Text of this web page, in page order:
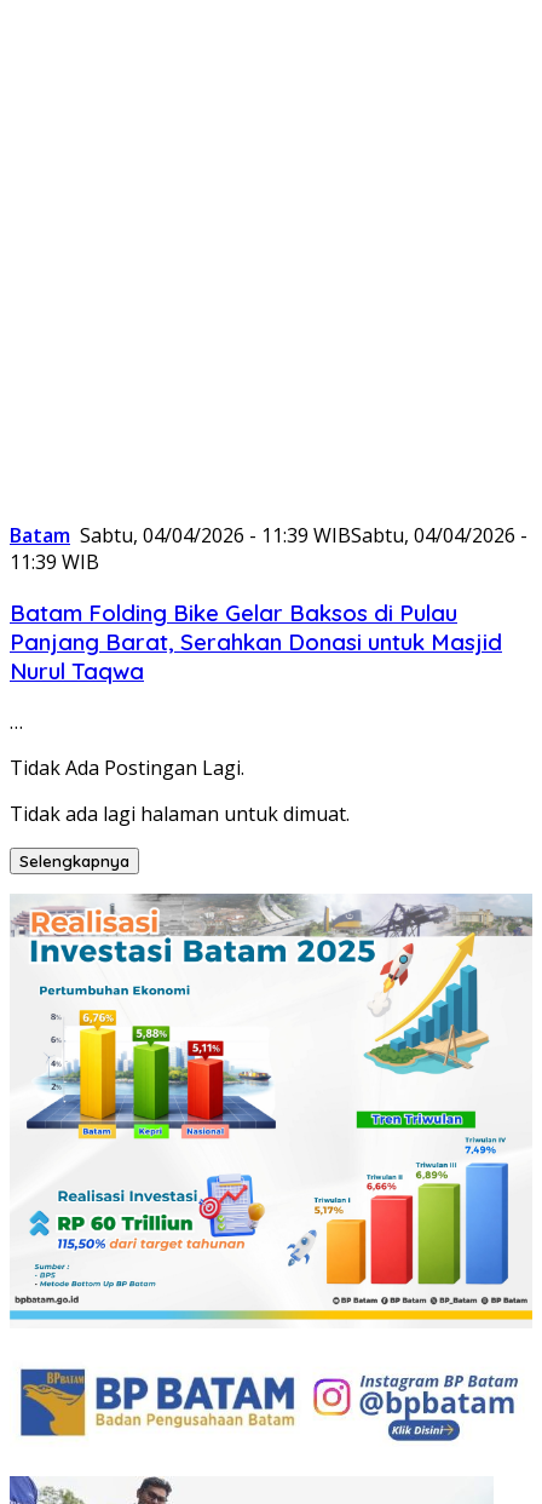
Batam Sabtu, 04/04/2026 - 11:39 WIBSabtu, 04/04/2026 -
11:39 WIB
Batam Folding Bike Gelar Baksos di Pulau
Panjang Barat, Serahkan Donasi untuk Masjid
Nurul Taqwa
…
Tidak Ada Postingan Lagi.
Tidak ada lagi halaman untuk dimuat.
Selengkapnya